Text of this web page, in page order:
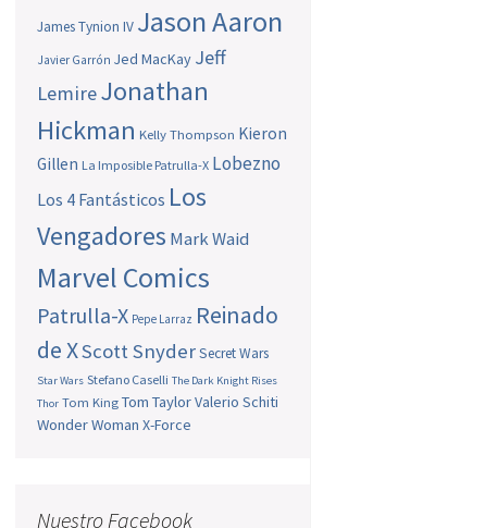
James Tynion IV Jason Aaron
Javier Garrón Jed MacKay Jeff
LemireJonathan
Hickman Kelly Thompson Kieron
Gillen La Imposible Patrulla-X Lobezno
Los 4 Fantásticos Los
Vengadores Mark Waid
Marvel Comics
Patrulla-X Pepe Larraz Reinado
de XScott SnyderSecret Wars
Star Wars Stefano Caselli The Dark Knight Rises
Thor Tom King Tom TaylorValerio Schiti
Wonder Woman X-Force
Nuestro Facebook